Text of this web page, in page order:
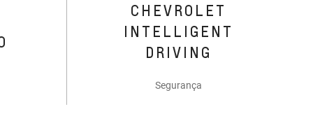
CHEVROLET
INTELLIGENT
DRIVING
Segurança